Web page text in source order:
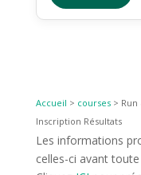
Accueil > courses>
Inscription Résultats
Les informations
celles-ci avant